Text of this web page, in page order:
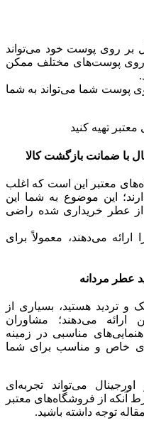
بر روی پوست خود می‌تواند
روی پوست‌های مختلف ممکن
پوست شما می‌تواند به شما
با ضمانت بازگشت کالا
معتبر این است که اغلب
این موضوع به شما این
عطر خریداری شده راضی
می‌دهند، معمولاً برای
عطر مردانه
و تردید هستید، بسیاری از
ارائه می‌دهند؛ مشاوران
مناسبی در زمینه
خاص و مناسب برای شما
می‌تواند تجربه‌ای
از فروشگاه‌های معتبر
توجه داشته باشید.